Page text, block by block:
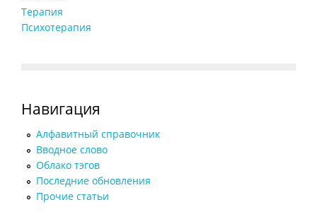
Терапия
Психотерапия
Навигация
Алфавитный справочник
Вводное слово
Облако тэгов
Последние обновления
Прочие статьи